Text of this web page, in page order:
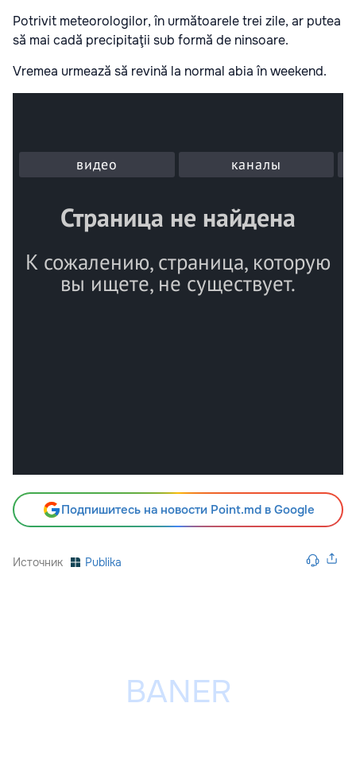
Potrivit meteorologilor, în următoarele trei zile, ar putea
să mai cadă precipitaţii sub formă de ninsoare.
Vremea urmează să revină la normal abia în weekend.
Подпишитесь на новости Point.md в Google
Источник Publika